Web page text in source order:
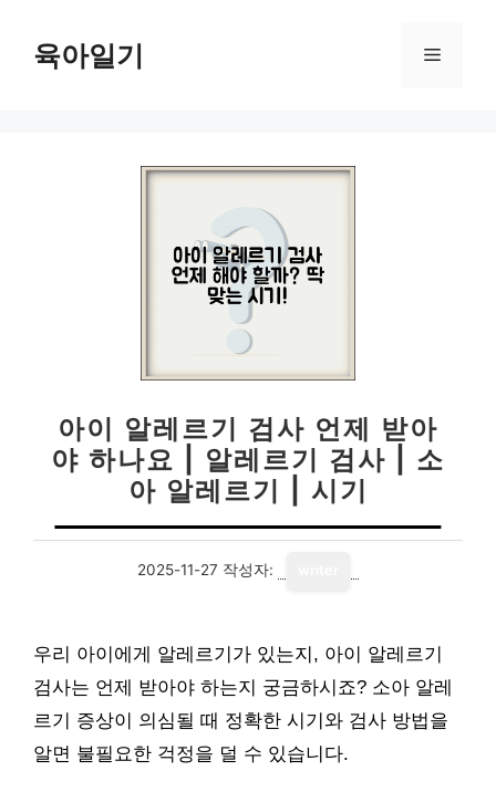
육아일기 메
아이 알레르기 검사 언제 받아
야 하나요 | 알레르기 검사 | 소
아 알레르기 | 시기
2025-11-27 작성자:
우리 아이에게 알레르기가 있는지, 아이 알레르기
검사는 언제 받아야 하는지 궁금하시죠? 소아 알레
르기 증상이 의심될 때 정확한 시기와 검사 방법을
알면 불필요한 걱정을 덜 수 있습니다.